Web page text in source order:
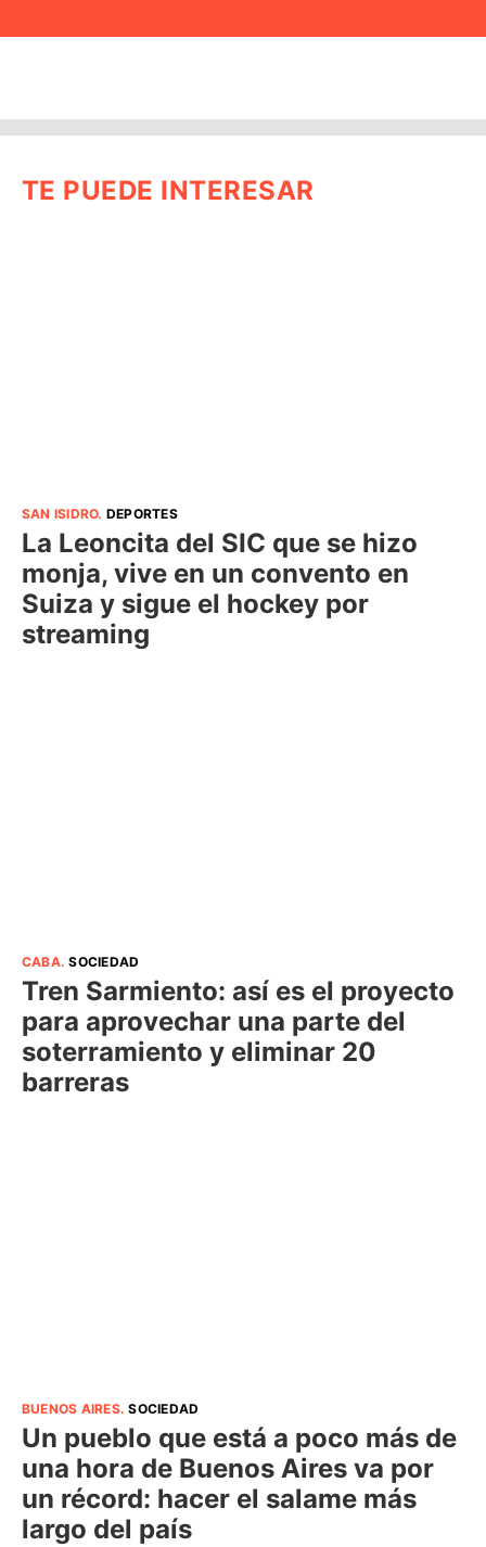
TE PUEDE INTERESAR
SAN ISIDRO. DEPORTES
La Leoncita del SIC que se hizo
monja, vive en un convento en
Suiza y sigue el hockey por
streaming
CABA.SOCIEDAD
Tren Sarmiento: así es el proyecto
para aprovechar una parte del
soterramiento y eliminar 20
barreras
BUENOS AIRES.SOCIEDAD
Un pueblo que está a poco más de
una hora de Buenos Aires va por
un récord: hacer el salame más
largo del país